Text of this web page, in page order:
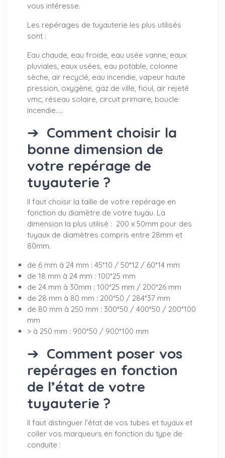
vous intéresse.
Les repérages de tuyauterie les plus utilisés
sont :
Eau chaude, eau froide, eau usée vanne, eaux
pluviales, eaux usées, eau potable, colonne
sèche, air recyclé, eau incendie, vapeur haute
pression, oxygène, gaz de ville, fioul, air rejeté
vmc, réseau solaire, circuit primaire, boucle
incendie.....
➔ Comment choisir la
bonne dimension de
votre repérage de
tuyauterie ?
Il faut choisir la taille de votre repérage en
fonction du diamètre de votre tuyau. La
dimension la plus utilisé : 200 x 50mm pour des
tuyaux de diamètres compris entre 28mm et
80mm.
de 6 mm à 24 mm : 45*10 / 50*12 / 60*14 mm
de 18 mm à 24 mm : 100*25 mm
de 24 mm à 30mm : 100*25 mm / 200*26 mm
de 28 mm à 80 mm : 200*50 / 284*37 mm
de 80 mm à 250 mm : 300*50 / 400*50 / 200*100
mm
> à 250 mm : 900*50 / 900*100 mm
➔ Comment poser vos
repérages en fonction
de l’état de votre
tuyauterie ?
Il faut distinguer l’état de vos tubes et tuyaux et
coller vos marqueurs en fonction du type de
conduite :